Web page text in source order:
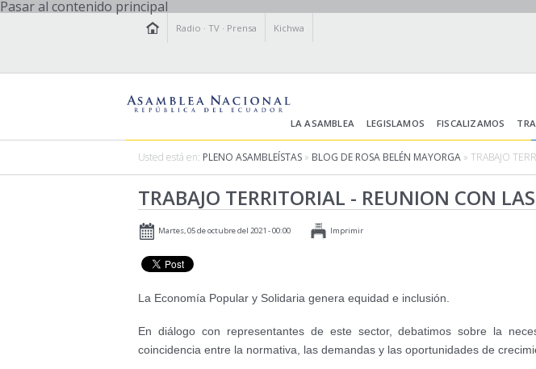
Pasar al contenido principal
Radio ·TV · Prensa Kichwa
LA ASAMBLEA LEGISLAMOS FISCALIZAMOS
Usted está en: PLENO ASAMBLEÍSTAS » BLOG DE ROSA BELÉN MAYORGA » TRABAJO
TRABAJO TERRITORIAL - REUNION CON LAS
Martes, 05 de octubre del 2021 - 00:00 Imprimir
La Economía Popular y Solidaria genera equidad e inclusión.
En diálogo con representantes de este sector, debatimos sobre la
coincidencia entre la normativa, las demandas y las oportunidades de